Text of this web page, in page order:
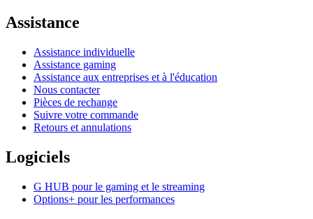
Assistance
Assistance individuelle
Assistance gaming
Assistance aux entreprises et à l'éducation
Nous contacter
Pièces de rechange
Suivre votre commande
Retours et annulations
Logiciels
G HUB pour le gaming et le streaming
Options+ pour les performances